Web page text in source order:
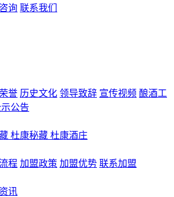
询 联系我们
誉 历史文化 领导致辞 宣传视频 酿酒工
公告
杜康秘藏 杜康酒庄
程 加盟政策 加盟优势 联系加盟
讯